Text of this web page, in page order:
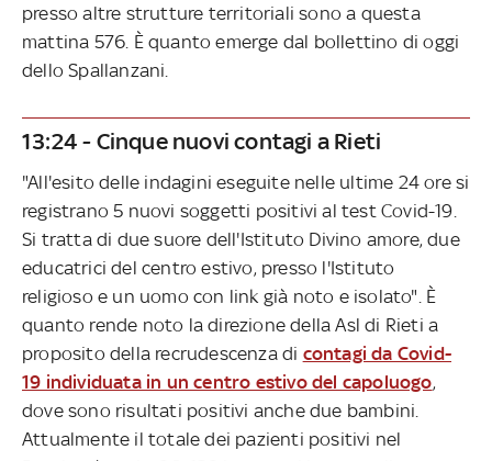
presso altre strutture territoriali sono a questa
mattina 576. È quanto emerge dal bollettino di oggi
dello Spallanzani.
13:24 - Cinque nuovi contagi a Rieti
"All'esito delle indagini eseguite nelle ultime 24 ore si
registrano 5 nuovi soggetti positivi al test Covid-19.
Si tratta di due suore dell'Istituto Divino amore, due
educatrici del centro estivo, presso l'Istituto
religioso e un uomo con link già noto e isolato". È
quanto rende noto la direzione della Asl di Rieti a
proposito della recrudescenza di contagi da Covid-
19 individuata in un centro estivo del capoluogo,
dove sono risultati positivi anche due bambini.
Attualmente il totale dei pazienti positivi nel